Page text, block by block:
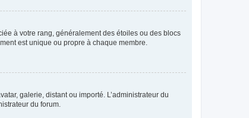
à votre rang, généralement des étoiles ou des blocs
est unique ou propre à chaque membre.
galerie, distant ou importé. L’administrateur du
du forum.